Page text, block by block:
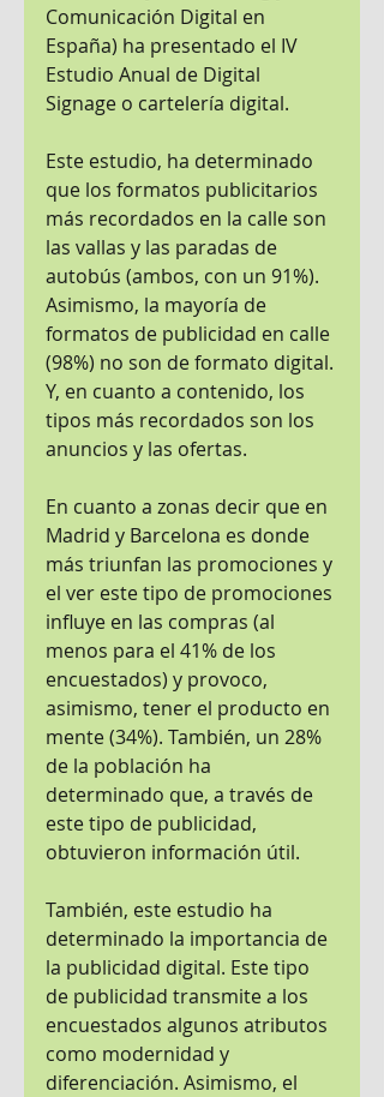
Comunicación Digital en
España) ha presentado el IV
Estudio Anual de Digital
Signage o cartelería digital.
Este estudio, ha determinado
que los formatos publicitarios
más recordados en la calle son
las vallas y las paradas de
autobús (ambos, con un 91%).
Asimismo, la mayoría de
formatos de publicidad en calle
(98%) no son de formato digital.
Y, en cuanto a contenido, los
tipos más recordados son los
anuncios y las ofertas.
En cuanto a zonas decir que en
Madrid y Barcelona es donde
más triunfan las promociones y
el ver este tipo de promociones
influye en las compras (al
menos para el 41% de los
encuestados) y provoco,
asimismo, tener el producto en
mente (34%). También, un 28%
de la población ha
determinado que, a través de
este tipo de publicidad,
obtuvieron información útil.
También, este estudio ha
determinado la importancia de
la publicidad digital. Este tipo
de publicidad transmite a los
encuestados algunos atributos
como modernidad y
diferenciación. Asimismo, el